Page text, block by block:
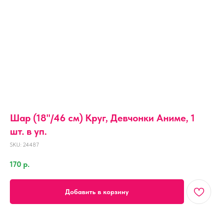
Шар (18''/46 см) Круг, Девчонки Аниме, 1
шт. в уп.
SKU: 24487
170 р.
Добавить в корзину